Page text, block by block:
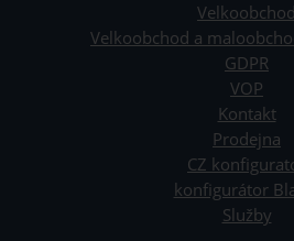
Velkoobchod
Velkoobchod a
GDPR
VOP
Kontakt
Prodejna
CZ
konfigurátor
Služby